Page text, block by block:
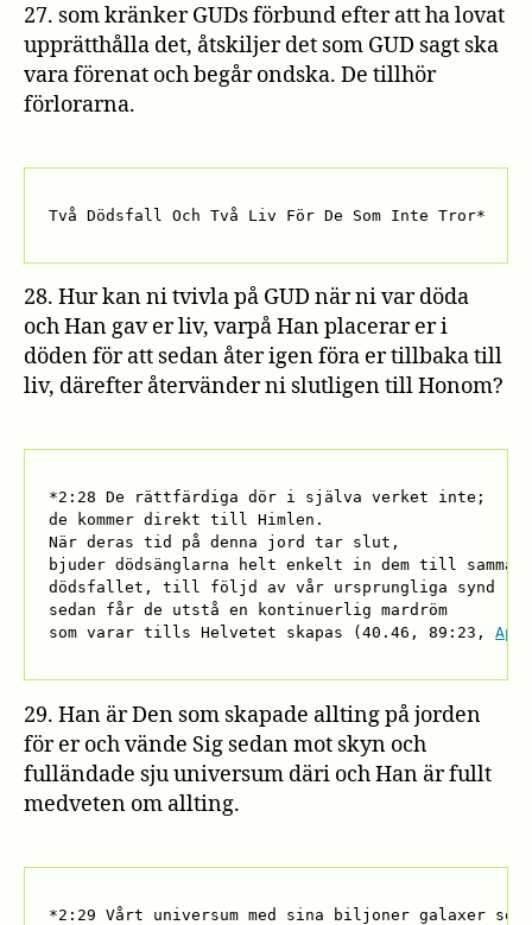
27. som kränker GUDs förbund efter att ha lovat
upprätthålla det, åtskiljer det som GUD sagt ska
vara förenat och begår ondska. De tillhör
förlorarna.
Två Dödsfall Och Två Liv För De Som Inte Tror*
28. Hur kan ni tvivla på GUD när ni var döda
och Han gav er liv, varpå Han placerar er i
döden för att sedan åter igen föra er tillbaka till
liv, därefter återvänder ni slutligen till Honom?
*2:28 De rättfärdiga dör i själva verket inte;
de kommer direkt till Himlen.
När deras tid på denna jord tar slut,
bjuder dödsänglarna helt enkelt in dem till
dödsfallet, till följd av vår ursprungliga synd
sedan får de utstå en kontinuerlig mardröm
som varar tills Helvetet skapas (40.46, 89:23,
29. Han är Den som skapade allting på jorden
för er och vände Sig sedan mot skyn och
fulländade sju universum däri och Han är fullt
medveten om allting.
*2:29 Vårt universum med sina biljoner galaxer